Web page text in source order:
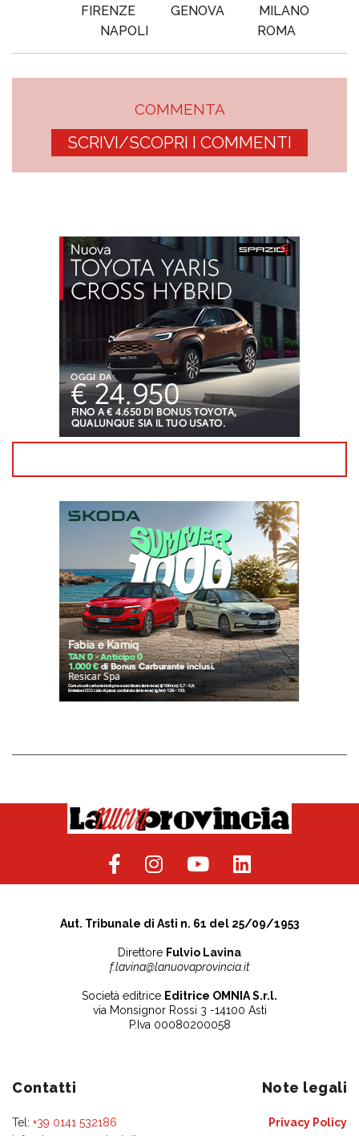
FIRENZE
GENOVA
MILANO
NAPOLI
ROMA
COMMENTA
SCRIVI/SCOPRI I COMMENTI
Aut. Tribunale di Asti n. 61 del 25/09/1953
Direttore Fulvio Lavina
f.lavina@lanuovaprovincia.it
Società editrice Editrice OMNIA S.r.l.
via Monsignor Rossi 3 -14100 Asti
P.Iva 00080200058
Contatti
Tel: +39 0141 532186
Note legali
Privacy Policy